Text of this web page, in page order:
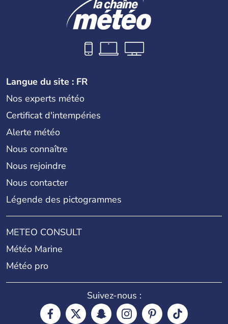
Langue du site : FR
Nos experts météo
Certificat d'intempéries
Alerte météo
Nous connaître
Nous rejoindre
Nous contacter
Légende des pictogrammes
METEO CONSULT
Météo Marine
Météo pro
Suivez-nous :